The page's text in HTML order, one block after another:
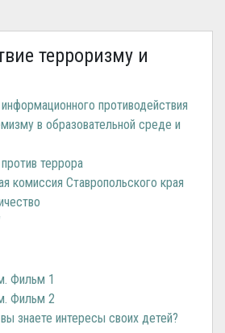
терроризму и
противодействия
в образовательной среде и
террора
комиссия Ставропольского края
Фильм 1
Фильм 2
знаете интересы своих детей?